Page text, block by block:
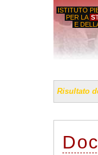
ISTITUTO
PER LA S
E
Risultato